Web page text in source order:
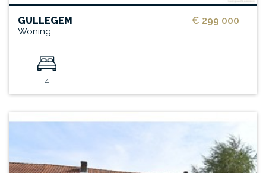
€ 299 000
GULLEGEM
Woning
4